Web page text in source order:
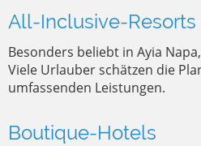
All-Inclusive-Resorts
Besonders beliebt in Ayia
Viele Urlauber schätzen die
umfassenden Leistungen.
Boutique-Hotels